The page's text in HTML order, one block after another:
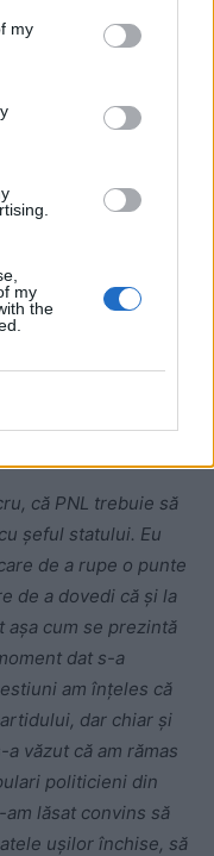
my
my
the
Iohannis și
că PNL trebuie să
șeful statului. Eu
de a rupe o punte
de a dovedi că și la
așa cum se prezintă
dat s-a
am înțeles că
dar chiar și
văzut că am rămas
politicieni din
lăsat convins să
ușilor închise, să